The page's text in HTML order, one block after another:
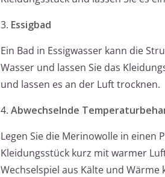
3. Essigbad
Ein Bad in Essigwasser kann die
Wasser und lassen Sie das
und lassen es an der Luft trocknen.
4. Abwechselnde
Legen Sie die Merinowolle in einen
Kleidungsstück kurz mit warmer
Wechselspiel aus Kälte und